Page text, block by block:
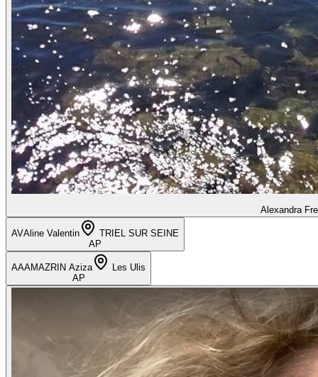
Alexandra
AVAline Valentin
TRIEL SUR SEINE
AP
AA AMAZRIN Aziza
Les Ulis
AP